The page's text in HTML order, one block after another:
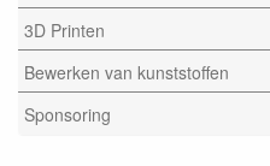
3D Printen
Bewerken van kunststoffen
Sponsoring